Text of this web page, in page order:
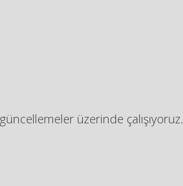
üzerinde çalışıyoruz.